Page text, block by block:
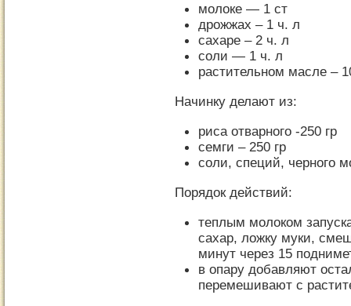
молоке — 1 ст
дрожжах – 1 ч. л
сахаре – 2 ч. л
соли — 1 ч. л
растительном масле –
Начинку делают из:
риса отварного -250 гр
семги – 250 гр
соли, специй, черного
Порядок действий:
теплым молоком
сахар, ложку муки,
минут через 15
в опару добавляют
перемешивают с